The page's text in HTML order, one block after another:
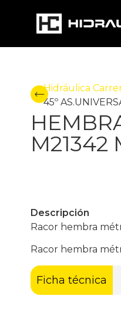
Hidráulica
45º
M21342
Descripción
Racor hembra
Racor hembra
Ficha técnica